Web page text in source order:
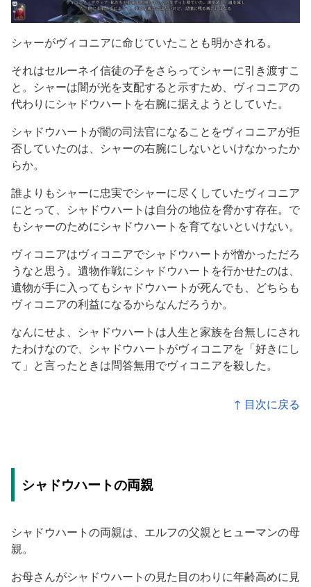
シャーがヴィコニアに命じていたことも明かされる。
それはセルーネイ信徒の子をさらってシャーに引き渡すこ
と。シャーは闇が光を支配すると示すため、ヴィコニアの
代わりにシャドウハートを右腕に据えようとしていた。
シャドウハートが闇の司法官になることをヴィコニアが拒
否していたのは、シャーの右腕にしないといけなかったか
らか。
誰よりもシャーに忠実でシャーに尽くしていたヴィコニア
にとって、シャドウハートは自分の地位を脅かす存在。で
もシャーのためにシャドウハートを育てないといけない。
ヴィコニアはヴィコニアでシャドウハートが憎かっただろ
うなと思う。遺物作戦にシャドウハートを行かせたのは、
遺物が手に入ってもシャドウハートが死んでも、どちらも
ヴィコニアの利益になるからなんだろうか。
なんにせよ、シャドウハートは人生と家族を台無しにされ
たわけなので、シャドウハートがヴィコニアを「好きにし
て」と言ったときは問答無用でヴィコニアを殺した。
↑ 目次に戻る
シャドウハートの両親
シャドウハートの両親は、エルフの父親とヒューマンの母
親。
お母さんがシャドウハートの見た目のわりに年齢高めに見